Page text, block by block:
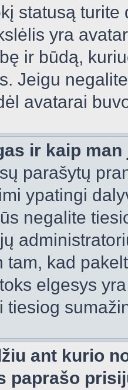
statusą
yra
ir būdą,
Jeigu
avatarai
ir kaip
parašytų
ypatingi
negalite
tam, kad
elgesys
tiesiog
ant kurio
paprašo